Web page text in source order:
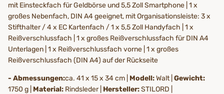
mit Einsteckfach für Geldbörse und 5,5 Zoll Smartphone | 1 x
großes Nebenfach, DIN A4 geeignet, mit Organisationsleiste: 3 x
Stifthalter / 4 x EC Kartenfach / 1 x 5,5 Zoll Handyfach | 1 x
Reißverschlussfach | 1 x großes Reißverschlussfach für DIN A4
Unterlagen | 1 x Reißverschlussfach vorne | 1 x großes
Reißverschlussfach (DIN A4) auf der Rückseite
- Abmessungen:ca. 41 x 15 x 34 cm | Modell:Walt | Gewicht:
1750 g | Material: Rindsleder | Hersteller:STILORD |